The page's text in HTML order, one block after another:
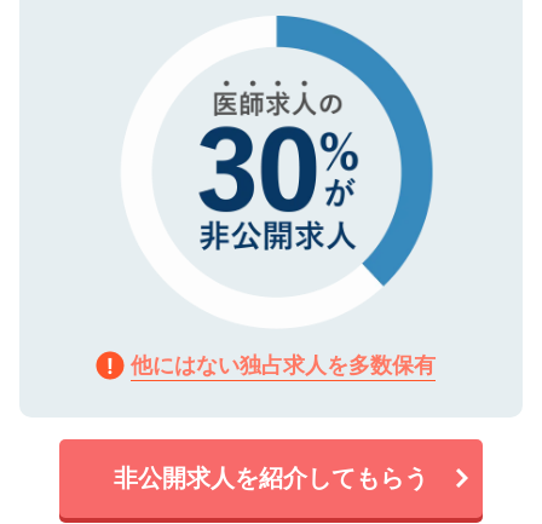
で、機密保持に関してもご安心ください。
他にはない独占求人を多数保有
非公開求人を紹介してもらう